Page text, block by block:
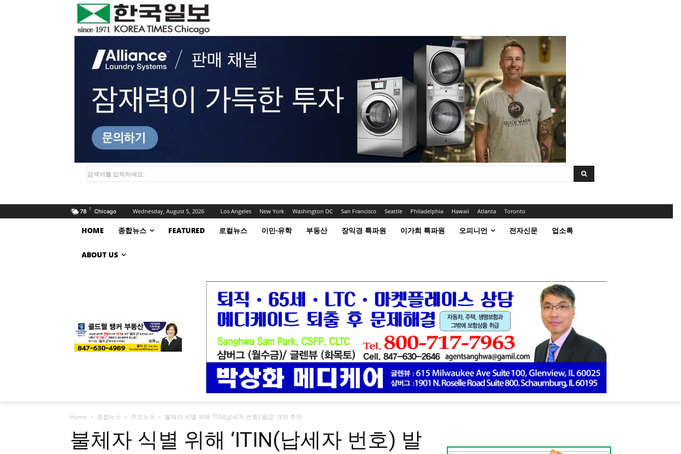
검색어를 입력하세요.
78 F Chicago Wednesday, August 5, 2026 Los Angeles New York Washington DC San Francisco Seattle Philadelphia Hawaii Atlanta Toronto
HOME 종합뉴스 FEATURED 로컬뉴스 이민·유학 부동산 장익경 특파원 이가희 특파원 오피니언 전자신문 업소록
ABOUT US
Home 종합뉴스 주요뉴스 불체자 식별 위해 ‘ITIN(납세자 번호) 발급’ 개편 추진
불체자 식별 위해 ‘ITIN(납세자 번호) 발